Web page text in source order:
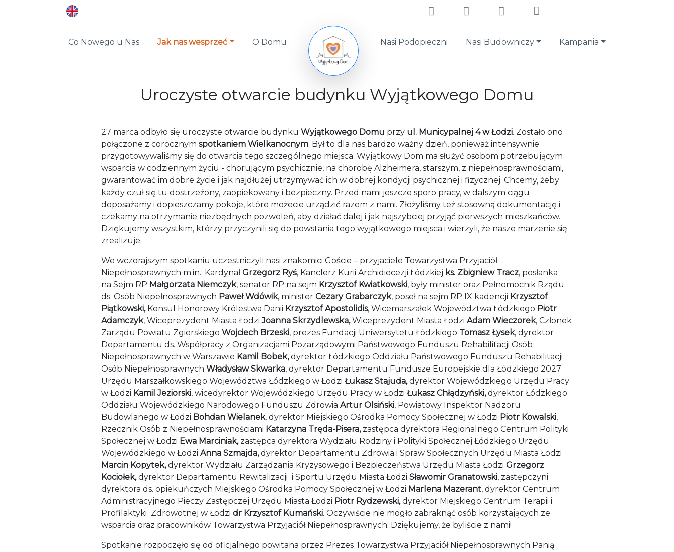
Co Nowego u Nas Jak nas wesprzeć O Domu Nasi Podopieczni Nasi Budowniczy Kampania
Uroczyste otwarcie budynku Wyjątkowego Domu
27 marca odbyło się uroczyste otwarcie budynku Wyjątkowego Domu przy ul. Municypalnej 4 w Łodzi. Zostało ono
połączone z corocznym spotkaniem Wielkanocnym. Był to dla nas bardzo ważny dzień, ponieważ intensywnie
przygotowywaliśmy się do otwarcia tego szczególnego miejsca. Wyjątkowy Dom ma służyć osobom potrzebującym
wsparcia w codziennym życiu - chorującym psychicznie, na chorobę Alzheimera, starszym, z niepełnosprawnościami,
gwarantować im dobre życie i jak najdłużej utrzymywać ich w dobrej kondycji psychicznej i fizycznej. Chcemy, żeby
każdy czuł się tu dostrzeżony, zaopiekowany i bezpieczny. Przed nami jeszcze sporo pracy, w dalszym ciągu
doposażamy i dopieszczamy pokoje, które możecie urządzić razem z nami. Złożyliśmy też stosowną dokumentację i
czekamy na otrzymanie niezbędnych pozwoleń, aby działać dalej i jak najszybciej przyjąć pierwszych mieszkańców.
Dziękujemy wszystkim, którzy przyczynili się do powstania tego wyjątkowego miejsca i wierzyli, że nasze marzenie się
zrealizuje.
We wczorajszym spotkaniu uczestniczyli nasi znakomici Goście – przyjaciele Towarzystwa Przyjaciół
Niepełnosprawnych m.in.: KardynałGrzegorz Ryś, Kanclerz Kurii Archidiecezji Łódzkiej ks. Zbigniew Tracz, posłanka
na Sejm RP Małgorzata Niemczyk, senator RP na sejm Krzysztof Kwiatkowski, były minister oraz Pełnomocnik Rządu
ds. Osób Niepełnosprawnych Paweł Wdówik, minister Cezary Grabarczyk, poseł na sejm RP IX kadencji Krzysztof
Piątkowski, Konsul Honorowy Królestwa Danii Krzysztof Apostolidis, Wicemarszałek Województwa Łódzkiego Piotr
Adamczyk, Wiceprezydent Miasta ŁodziJoanna Skrzydlewska,Wiceprezydent Miasta Łodzi Adam Wieczorek, Członek
Zarządu Powiatu Zgierskiego Wojciech Brzeski, prezes Fundacji Uniwersytetu Łódzkiego Tomasz Łysek, dyrektor
Departamentu ds. Współpracy z Organizacjami Pozarządowymi Państwowego Funduszu Rehabilitacji Osób
Niepełnosprawnych w Warszawie Kamil Bobek,dyrektor Łódzkiego Oddziału Państwowego Funduszu Rehabilitacji
Osób Niepełnosprawnych Władysław Skwarka, dyrektor Departamentu Fundusze Europejskie dla Łódzkiego 2027
Urzędu Marszałkowskiego Województwa Łódzkiego w Łodzi Łukasz Stajuda,dyrektor Wojewódzkiego Urzędu Pracy
w Łodzi Kamil Jeziorski, wicedyrektor Wojewódzkiego Urzędu Pracy w Łodzi Łukasz Chłądzyński,dyrektor Łódzkiego
Oddziału Wojewódzkiego Narodowego Funduszu Zdrowia Artur Olsiński, Powiatowy Inspektor Nadzoru
Budowlanego w Łodzi Bohdan Wielanek, dyrektor Miejskiego Ośrodka Pomocy Społecznej w Łodzi Piotr Kowalski,
Rzecznik Osób z Niepełnosprawnościami Katarzyna Tręda-Pisera, zastępca dyrektora Regionalnego Centrum Polityki
Społecznej w Łodzi Ewa Marciniak, zastępca dyrektora Wydziału Rodziny i Polityki Społecznej Łódzkiego Urzędu
Wojewódzkiego w Łodzi Anna Szmajda,dyrektor Departamentu Zdrowia i Spraw Społecznych Urzędu Miasta Łodzi
Marcin Kopytek,dyrektor Wydziału Zarządzania Kryzysowego i Bezpieczeństwa Urzędu Miasta Łodzi Grzegorz
Kociołek,dyrektor Departamentu Rewitalizacji i Sportu Urzędu Miasta Łodzi Sławomir Granatowski, zastępczyni
dyrektora ds. opiekuńczych Miejskiego Ośrodka Pomocy Społecznej w Łodzi Marlena Mazerant, dyrektor Centrum
Administracyjnego Pieczy Zastępczej Urzędu Miasta Łodzi Piotr Rydzewski,dyrektor Miejskiego Centrum Terapii i
Profilaktyki Zdrowotnej w Łodzi dr Krzysztof Kumański. Oczywiście nie mogło zabraknąć osób korzystających ze
wsparcia oraz pracowników Towarzystwa Przyjaciół Niepełnosprawnych. Dziękujemy, że byliście z nami!
Spotkanie rozpoczęło się od oficjalnego powitana przez Prezes Towarzystwa Przyjaciół Niepełnosprawnych Panią